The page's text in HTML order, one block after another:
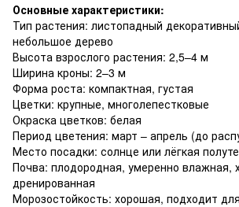
Основные характеристики:
Тип растения: листопадный
небольшое дерево
Высота взрослого растения: 2,5–4 м
Ширина кроны: 2–3 м
Форма роста: компактная, густая
Цветки: крупные, многолепестковые
Окраска цветков: белая
Период цветения: март – апрель (до
Место посадки: солнце или лёгкая
Почва: плодородная, умеренно влажная,
дренированная
Морозостойкость: хорошая, подходит